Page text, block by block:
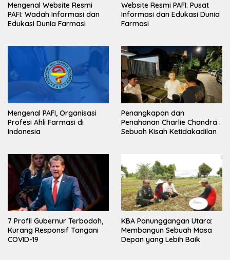
Mengenal Website Resmi
PAFI: Wadah Informasi dan
Edukasi Dunia Farmasi
Website Resmi PAFI: Pusat
Informasi dan Edukasi Dunia
Farmasi
Mengenal PAFI, Organisasi
Profesi Ahli Farmasi di
Indonesia
Penangkapan dan
Penahanan Charlie Chandra :
Sebuah Kisah Ketidakadilan
7 Profil Gubernur Terbodoh,
Kurang Responsif Tangani
COVID-19
KBA Panunggangan Utara:
Membangun Sebuah Masa
Depan yang Lebih Baik